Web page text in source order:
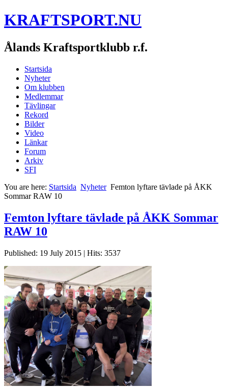
KRAFTSPORT.NU
Ålands Kraftsportklubb r.f.
Startsida
Nyheter
Om klubben
Medlemmar
Tävlingar
Rekord
Bilder
Video
Länkar
Forum
Arkiv
SFI
You are here: Startsida Nyheter Femton lyftare tävlade på ÅKK
Sommar RAW 10
Femton lyftare tävlade på ÅKK Sommar
RAW 10
Published: 19 July 2015 | Hits: 3537